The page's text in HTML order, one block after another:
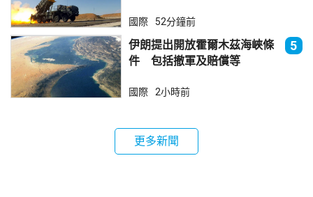
國際 52分鐘前
伊朗提出開放霍爾木茲海峽條
件 包括撤軍及賠償等
5
國際 2小時前
更多新聞